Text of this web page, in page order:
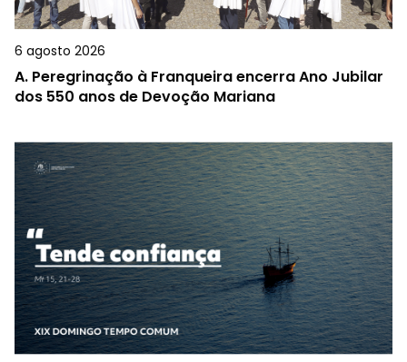
6 agosto 2026
A. Peregrinação à Franqueira encerra Ano Jubilar
dos 550 anos de Devoção Mariana